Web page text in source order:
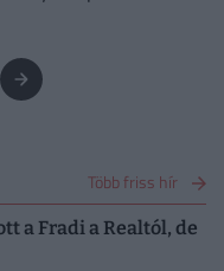
Több friss hír
a Fradi a Realtól, de